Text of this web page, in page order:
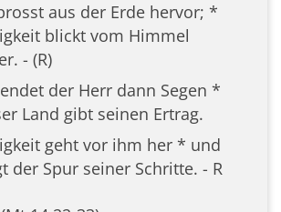
aus der Erde hervor; *
blickt vom Himmel
- (R)
der Herr dann Segen *
Land gibt seinen Ertrag.
geht vor ihm her * und
der Spur seiner Schritte. - R